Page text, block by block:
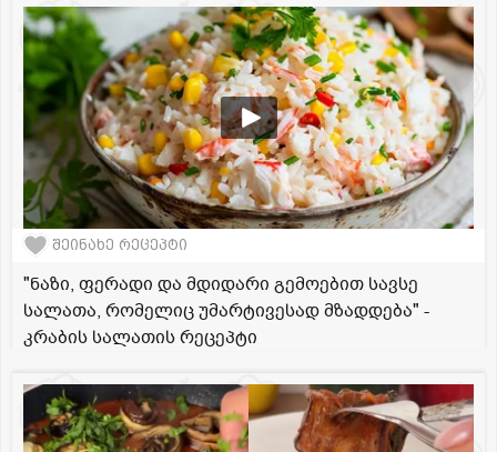
შეინახე რეცეპტი
"ნაზი, ფერადი და მდიდარი გემოებით სავსე
სალათა, რომელიც უმარტივესად მზადდება" -
კრაბის სალათის რეცეპტი